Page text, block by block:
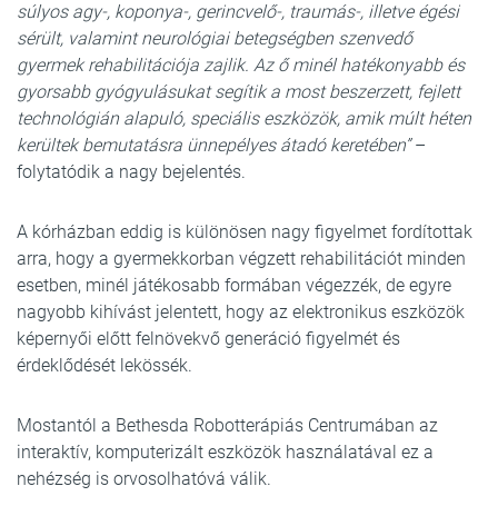
súlyos agy-, koponya-, gerincvelő-, traumás-, illetve égési
sérült, valamint neurológiai betegségben szenvedő
gyermek rehabilitációja zajlik. Az ő minél hatékonyabb és
gyorsabb gyógyulásukat segítik a most beszerzett, fejlett
technológián alapuló, speciális eszközök, amik múlt héten
kerültek bemutatásra ünnepélyes átadó keretében”–
folytatódik a nagy bejelentés.
A kórházban eddig is különösen nagy figyelmet fordítottak
arra, hogy a gyermekkorban végzett rehabilitációt minden
esetben, minél játékosabb formában végezzék, de egyre
nagyobb kihívást jelentett, hogy az elektronikus eszközök
képernyői előtt felnövekvő generáció figyelmét és
érdeklődését lekössék.
Mostantól a Bethesda Robotterápiás Centrumában az
interaktív, komputerizált eszközök használatával ez a
nehézség is orvosolhatóvá válik.